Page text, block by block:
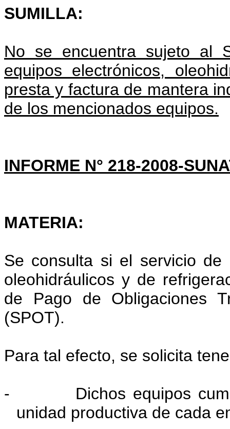
SUMILLA:
No se encuentra sujeto al
equipos electrónicos,
presta y factura de mantera
de los mencionados equipos.
INFORME N° 218-2008-
MATERIA:
Se consulta si el servicio de
oleohidráulicos y de
de Pago de Obligaciones
(SPOT).
Para tal efecto, se solicita
-
Dichos equipos
unidad productiva de cada